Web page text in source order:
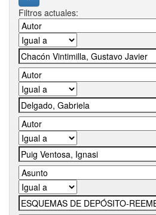
Filtros actuales: